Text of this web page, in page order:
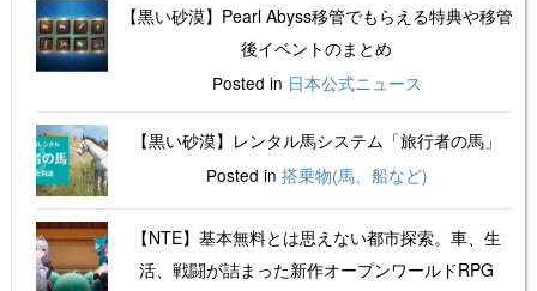
【黒い砂漠】Pearl Abyss移管でもらえる特典や移管
後イベントのまとめ
Posted in 日本公式ニュース
【黒い砂漠】レンタル馬システム「旅行者の馬」
Posted in 搭乗物(馬、船など)
【NTE】基本無料とは思えない都市探索。車、生
活、戦闘が詰まった新作オープンワールドRPG